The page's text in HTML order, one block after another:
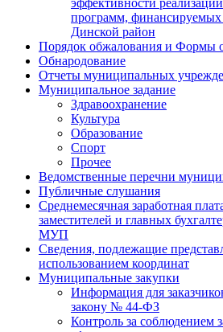
эффективности
программ,
Динской район
Порядок обжалования и Формы
Обнародование
Отчеты муниципальных
Муниципальное задание
Здравоохранение
Культура
Образование
Спорт
Прочее
Ведомственные перечни
Публичные слушания
Среднемесячная заработная
заместителей и главных
МУП
Сведения, подлежащие
использованием координат
Муниципальные закупки
Информация для
закону № 44-ФЗ
Контроль за соблюдением